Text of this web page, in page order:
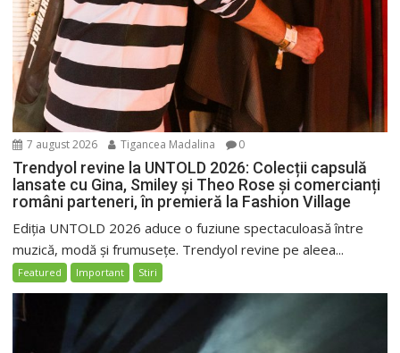
7 august 2026 Tigancea Madalina 0
Trendyol revine la UNTOLD 2026: Colecții capsulă
lansate cu Gina, Smiley și Theo Rose și comercianți
români parteneri, în premieră la Fashion Village
Ediția UNTOLD 2026 aduce o fuziune spectaculoasă între
muzică, modă și frumusețe. Trendyol revine pe aleea...
Featured Important Stiri